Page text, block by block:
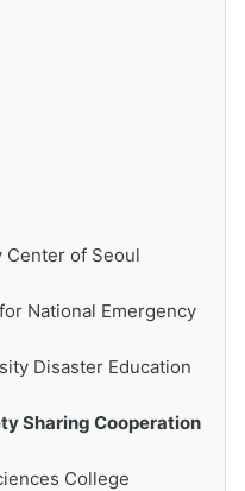
Center of Seoul
National Emergency
Disaster Education
Sharing Cooperation
College